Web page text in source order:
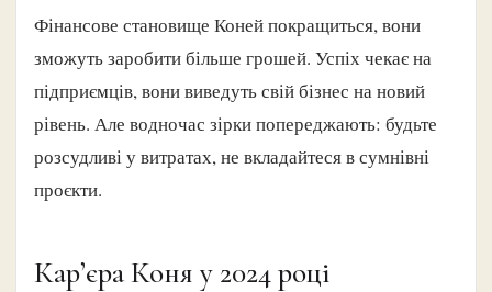
Фінансове становище Коней покращиться, вони
зможуть заробити більше грошей. Успіх чекає на
підприємців, вони виведуть свій бізнес на новий
рівень. Але водночас зірки попереджають: будьте
розсудливі у витратах, не вкладайтеся в сумнівні
проєкти.
Кар’єра Коня у 2024 році